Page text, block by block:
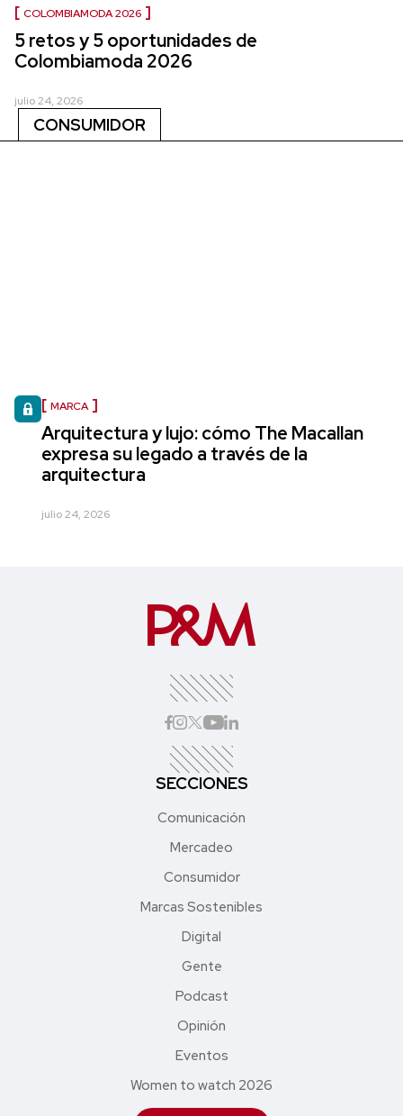
COLOMBIAMODA 2026
5 retos y 5 oportunidades de
Colombiamoda 2026
julio 24, 2026
CONSUMIDOR
MARCA
Arquitectura y lujo: cómo The Macallan
expresa su legado a través de la
arquitectura
julio 24, 2026
SECCIONES
Comunicación
Mercadeo
Consumidor
Marcas Sostenibles
Digital
Gente
Podcast
Opinión
Eventos
Women to watch 2026